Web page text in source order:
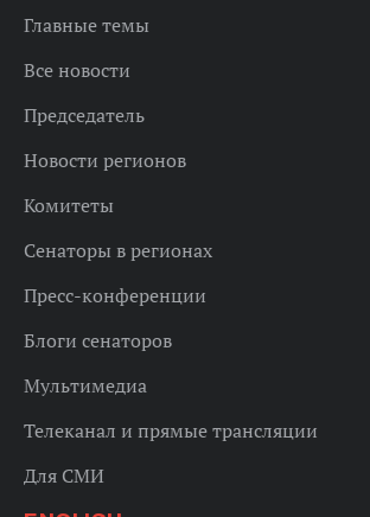
Главные темы
Все новости
Председатель
Новости регионов
Комитеты
Сенаторы в регионах
Пресс-конференции
Блоги сенаторов
Мультимедиа
Телеканал и прямые трансляции
Для СМИ